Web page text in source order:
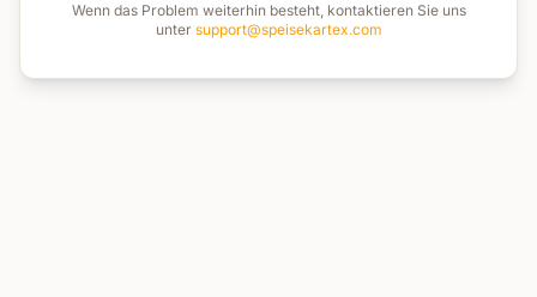
Wenn das Problem weiterhin besteht, kontaktieren Sie uns
unter support@speisekartex.com